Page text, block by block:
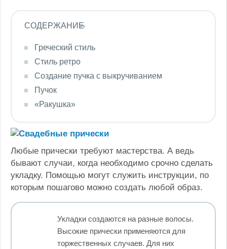
СОДЕРЖАНИЕ
Греческий стиль
Стиль ретро
Создание пучка с выкручиванием
Пучок
«Ракушка»
Любые прически требуют мастерства. А ведь
бывают случаи, когда необходимо срочно сделать
укладку. Помощью могут служить инструкции, по
которым пошагово можно создать любой образ.
Укладки создаются на разные волосы.
Высокие прически применяются для
торжественных случаев. Для них